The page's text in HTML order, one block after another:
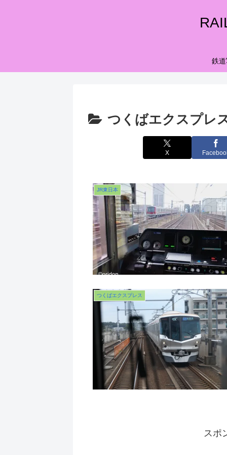
鉄
つくばエクスプレ
X
JR東日本
つくばエクスプレス
スポ